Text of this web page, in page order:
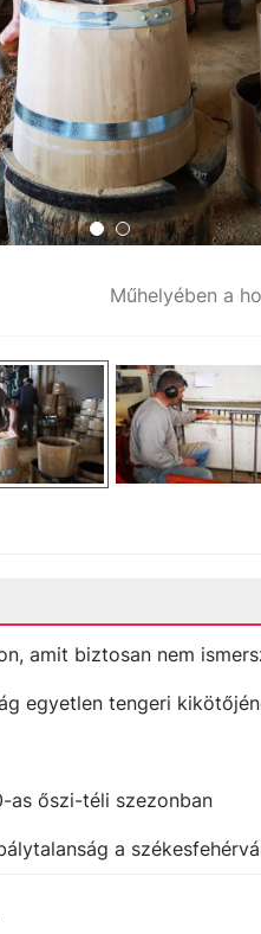
amit biztosan nem
egyetlen tengeri
as őszi-téli szezonban
a